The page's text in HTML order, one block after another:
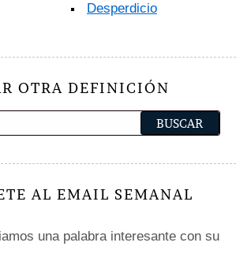
Desperdicio
OTRA DEFINICIÓN
AL EMAIL SEMANAL
una palabra interesante con su